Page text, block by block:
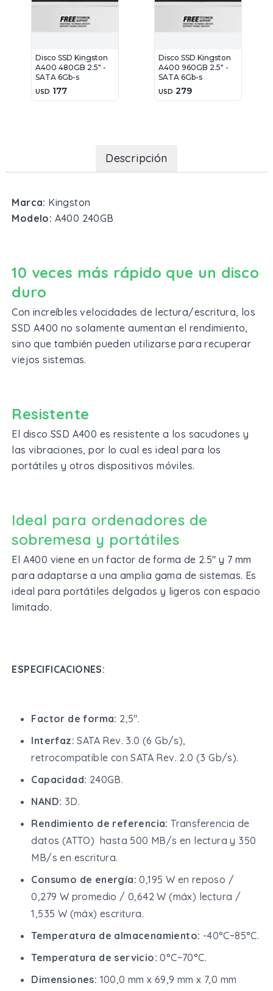
Disco SSD Kingston
A400 480GB 2.5" -
SATA 6Gb-s
USD 177
Disco SSD Kingston
A400 960GB 2.5" -
SATA 6Gb-s
USD 279
Descripción
Marca: Kingston
Modelo: A400 240GB
10 veces más rápido que un disco
duro
Con increíbles velocidades de lectura/escritura, los
SSD A400 no solamente aumentan el rendimiento,
sino que también pueden utilizarse para recuperar
viejos sistemas.
Resistente
El disco SSD A400 es resistente a los sacudones y
las vibraciones, por lo cual es ideal para los
portátiles y otros dispositivos móviles.
Ideal para ordenadores de
sobremesa y portátiles
El A400 viene en un factor de forma de 2.5" y 7 mm
para adaptarse a una amplia gama de sistemas. Es
ideal para portátiles delgados y ligeros con espacio
limitado.
ESPECIFICACIONES:
Factor de forma: 2,5".
Interfaz: SATA Rev. 3.0 (6 Gb/s),
retrocompatible con SATA Rev. 2.0 (3 Gb/s).
Capacidad: 240GB.
NAND: 3D.
Rendimiento de referencia: Transferencia de
datos (ATTO) hasta 500 MB/s en lectura y 350
MB/s en escritura.
Consumo de energía: 0,195 W en reposo /
0,279 W promedio / 0,642 W (máx) lectura /
1,535 W (máx) escritura.
Temperatura de almacenamiento: -40°C~85°C.
Temperatura de servicio: 0°C~70°C.
Dimensiones: 100,0 mm x 69,9 mm x 7,0 mm